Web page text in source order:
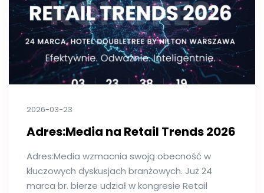
2026-03-23
Adres:Media na Retail Trends 2026
Adres:Media wzmacnia swoją obecność w
kluczowych dyskusjach branżowych. Już 24
marca br. bierze udział w kongresie Retail